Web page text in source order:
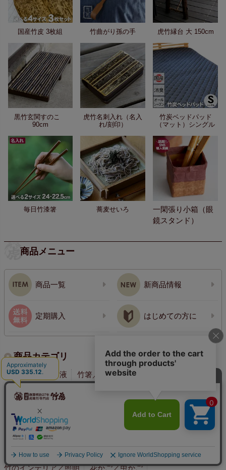
国産竹皮 3枚組 竹曲がり孫の手 虎竹縁台 大 150cm
黒竹玄関すのこ
90cm
虎竹名刺入れ（名入
れ/刻印）
竹炭ベッドパッド
（マット）シングル
毎日竹漆箸 蕎麦せいろ
一閑張り小箱（眼
鏡スタンド）
商品メニュー
商品一覧 新商品情報
定期購入 はじめての方に
商品カテゴリ
国産竹炭 竹酢液 竹箸／カトラリー／竹弁当箱
キッチン道具 せいろ
竹手提げかごバッグ 竹皮草履 ／スリッパ ／下駄
青竹踏み／孫の手／耳かき 竹垣／竹材／縁台／すのこ
竹のインテリア／照明 花かご／虫かご